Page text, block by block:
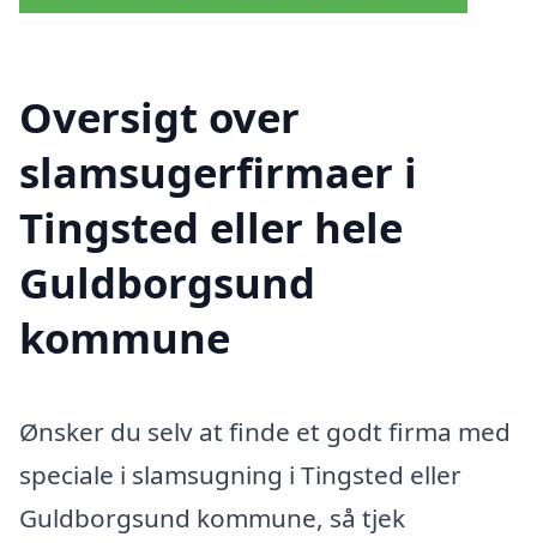
Oversigt over
slamsugerfirmaer i
Tingsted eller hele
Guldborgsund
kommune
Ønsker du selv at finde et godt firma med
speciale i slamsugning i Tingsted eller
Guldborgsund kommune, så tjek